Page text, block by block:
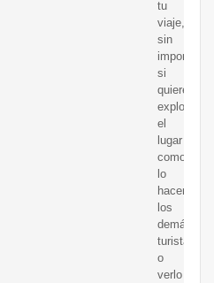
tu
viaje,
sin
importar
si
quieres
explorar
el
lugar
como
lo
hacen
los
demás
turistas
o
verlo